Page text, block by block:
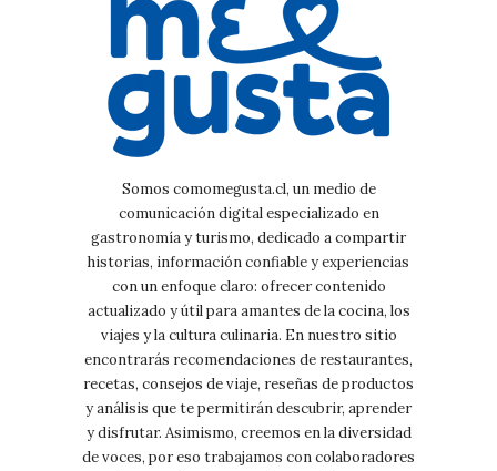
Somos comomegusta.cl, un medio de
comunicación digital especializado en
gastronomía y turismo, dedicado a compartir
historias, información confiable y experiencias
con un enfoque claro: ofrecer contenido
actualizado y útil para amantes de la cocina, los
viajes y la cultura culinaria. En nuestro sitio
encontrarás recomendaciones de restaurantes,
recetas, consejos de viaje, reseñas de productos
y análisis que te permitirán descubrir, aprender
y disfrutar. Asimismo, creemos en la diversidad
de voces, por eso trabajamos con colaboradores